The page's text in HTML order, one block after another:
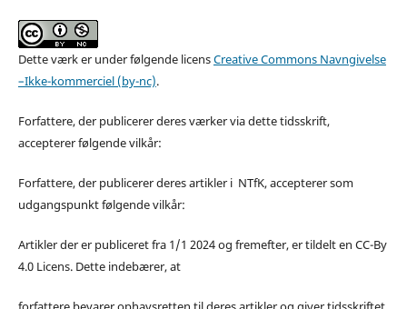
Dette værk er under følgende licensCreative Commons Navngivelse
–Ikke-kommerciel (by-nc).
Forfattere, der publicerer deres værker via dette tidsskrift,
accepterer følgende vilkår:
Forfattere, der publicerer deres artikler i NTfK, accepterer som
udgangspunkt følgende vilkår:
Artikler der er publiceret fra 1/1 2024 og fremefter, er tildelt en CC-By
4.0 Licens. Dette indebærer, at